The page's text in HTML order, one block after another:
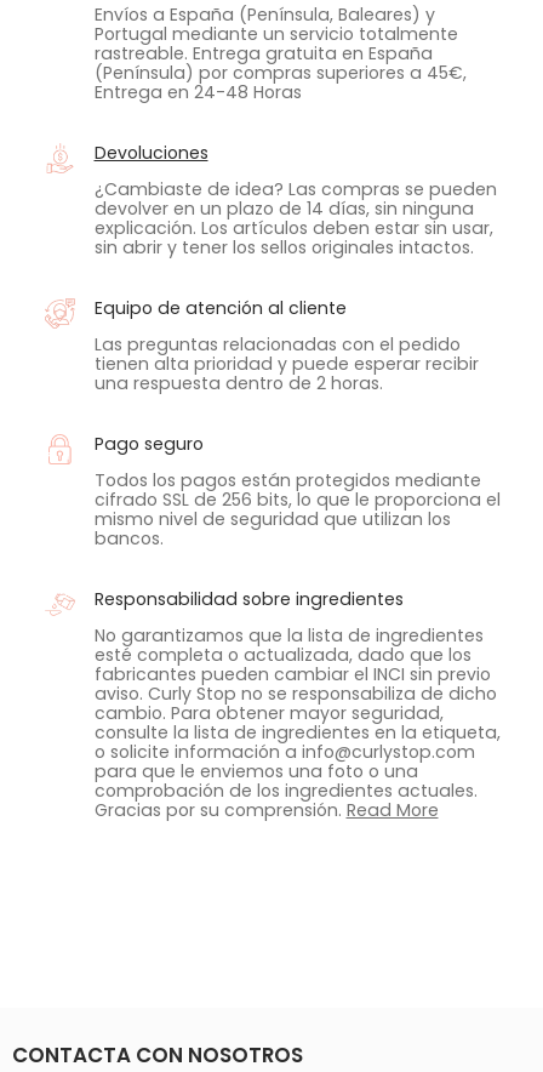
Envíos a España (Península, Baleares) y
Portugal mediante un servicio totalmente
rastreable. Entrega gratuita en España
(Península) por compras superiores a 45€,
Entrega en 24-48 Horas
Devoluciones
¿Cambiaste de idea? Las compras se pueden
devolver en un plazo de 14 días, sin ninguna
explicación. Los artículos deben estar sin usar,
sin abrir y tener los sellos originales intactos.
Equipo de atención al cliente
Las preguntas relacionadas con el pedido
tienen alta prioridad y puede esperar recibir
una respuesta dentro de 2 horas.
Pago seguro
Todos los pagos están protegidos mediante
cifrado SSL de 256 bits, lo que le proporciona el
mismo nivel de seguridad que utilizan los
bancos.
Responsabilidad sobre ingredientes
No garantizamos que la lista de ingredientes
esté completa o actualizada, dado que los
fabricantes pueden cambiar el INCI sin previo
aviso. Curly Stop no se responsabiliza de dicho
cambio. Para obtener mayor seguridad,
consulte la lista de ingredientes en la etiqueta,
o solicite información a info@curlystop.com
para que le enviemos una foto o una
comprobación de los ingredientes actuales.
Gracias por su comprensión. Read More
CONTACTA CON NOSOTROS